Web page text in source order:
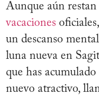
Aunque aún restan
vacaciones
un descanso
luna nueva en
que has
nuevo atractivo,